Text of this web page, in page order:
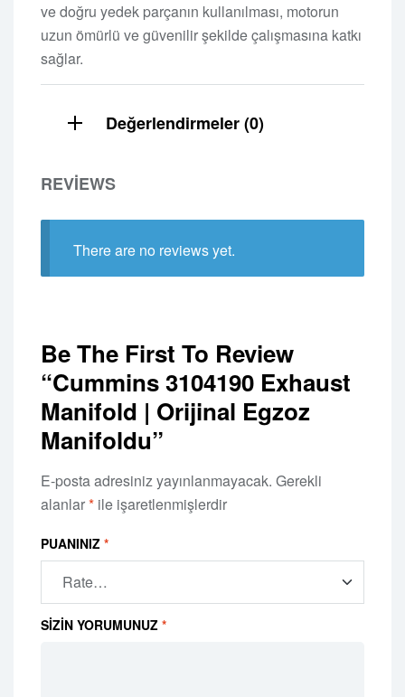
ve doğru yedek parçanın kullanılması, motorun
uzun ömürlü ve güvenilir şekilde çalışmasına katkı
sağlar.
Değerlendirmeler (0)
REVIEWS
There are no reviews yet.
Be The First To Review
“Cummins 3104190 Exhaust
Manifold | Orijinal Egzoz
Manifoldu”
E-posta adresiniz yayınlanmayacak. Gerekli
alanlar* ile işaretlenmişlerdir
PUANINIZ *
SIZIN YORUMUNUZ *